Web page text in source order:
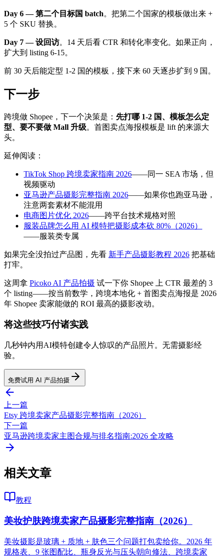
Day 6 — 第二个目标国 batch。把第二个国家的模板做出来 +
5 个 SKU 替换。
Day 7 — 设回访。14 天后看 CTR 和转化率变化。如果正向，
扩大到 listing 6-15。
前 30 天后能定型 1-2 国的模板，接下来 60 天逐步扩到 9 国。
下一步
跨境做 Shopee，下一个决策是： 先打哪 1-2 国、模板怎么定
型、要不要做 Mall 升级。首图卖点海报模板是 lift 的来源大
头。
延伸阅读：
TikTok Shop 跨境卖家指南 2026——同一 SEA 市场，但
视频驱动
亚马逊产品摄影完整指南 2026——如果你也跑亚马逊，
注意两套素材不能混用
电商图片优化 2026——跨平台技术规格对照
服装品牌怎么用 AI 模特把摄影成本砍 80%（2026）
——服装类专属
如果完全没拍过产品图，先看 新手产品摄影教程 2026 把基础
打牢。
这周拿 Picoko AI 产品拍摄 试一下你 Shopee 上 CTR 最差的 3
个 listing——按当前数学，跨境本地化 + 首图卖点海报是 2026
年 Shopee 卖家能做的 ROI 最高的摄影改动。
将这些技巧付诸实践
几秒钟内用AI模特创建令人惊叹的产品照片。无需摄影经
验。
免费试用 AI 产品拍摄
上一篇
Etsy 跨境卖家产品摄影完整指南（2026）
下一篇
亚马逊跨境卖家主图合规与排名指南:2026 全攻略
相关文章
教程
美妆护肤跨境卖家产品摄影完整指南（2026）
美妆摄影是玻璃 + 质地 + 肤色三个问题打包卖给你。2026 年
规格表、9 张图配比、瓶身反光与压头朝向修法、跨境卖家